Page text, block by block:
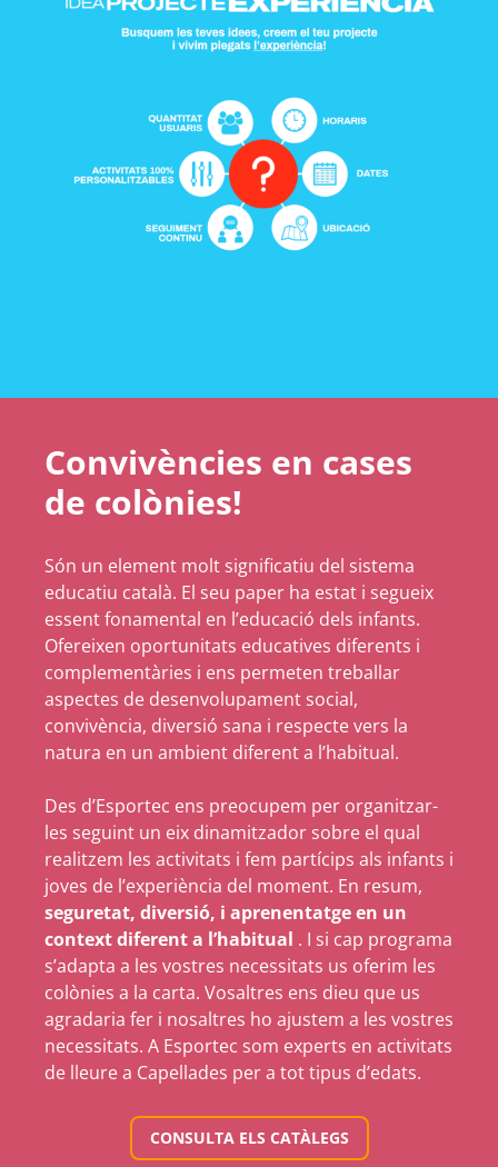
Convivències en cases
de colònies!
Són un element molt significatiu del sistema
educatiu català. El seu paper ha estat i segueix
essent fonamental en l’educació dels infants.
Ofereixen oportunitats educatives diferents i
complementàries i ens permeten treballar
aspectes de desenvolupament social,
convivència, diversió sana i respecte vers la
natura en un ambient diferent a l’habitual.
Des d’Esportec ens preocupem per organitzar-
les seguint un eix dinamitzador sobre el qual
realitzem les activitats i fem partícips als infants i
joves de l’experiència del moment. En resum,
seguretat, diversió, i aprenentatge en un
context diferent a l’habitual . I si cap programa
s’adapta a les vostres necessitats us oferim les
colònies a la carta. Vosaltres ens dieu que us
agradaria fer i nosaltres ho ajustem a les vostres
necessitats. A Esportec som experts en activitats
de lleure a Capellades per a tot tipus d’edats.
CONSULTA ELS CATÀLEGS